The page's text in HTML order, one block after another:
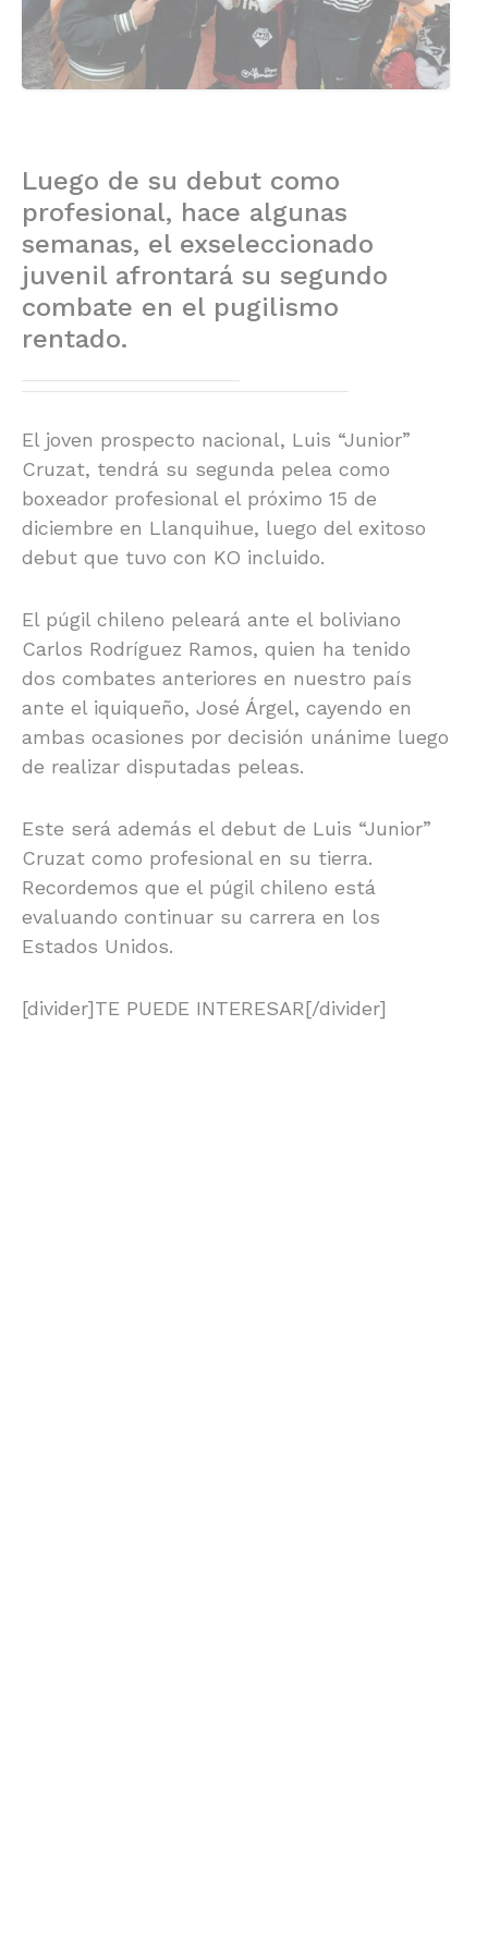
Luego de su debut como
profesional, hace algunas
semanas, el exseleccionado
juvenil afrontará su segundo
combate en el pugilismo
rentado.
El joven prospecto nacional, Luis “Junior”
Cruzat, tendrá su segunda pelea como
boxeador profesional el próximo 15 de
diciembre en Llanquihue, luego del exitoso
debut que tuvo con KO incluido.
El púgil chileno peleará ante el boliviano
Carlos Rodríguez Ramos, quien ha tenido
dos combates anteriores en nuestro país
ante el iquiqueño, José Árgel, cayendo en
ambas ocasiones por decisión unánime luego
de realizar disputadas peleas.
Este será además el debut de Luis “Junior”
Cruzat como profesional en su tierra.
Recordemos que el púgil chileno está
evaluando continuar su carrera en los
Estados Unidos.
[divider]TE PUEDE INTERESAR[/divider]